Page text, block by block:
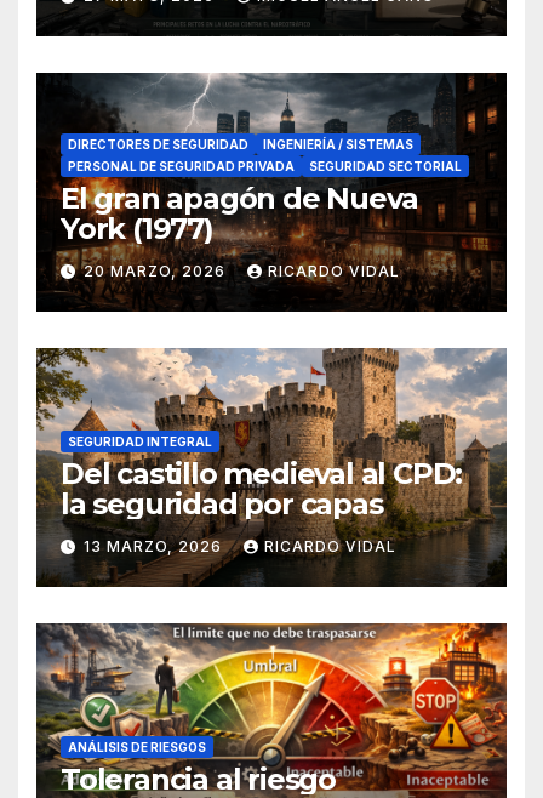
en el sur de España
DIRECTORES DE SEGURIDAD
INGENIERÍA / SISTEMAS
PERSONAL DE SEGURIDAD PRIVADA
SEGURIDAD SECTORIAL
El gran apagón de Nueva
York (1977)
20 MARZO, 2026 RICARDO VIDAL
SEGURIDAD INTEGRAL
Del castillo medieval al CPD:
la seguridad por capas
13 MARZO, 2026 RICARDO VIDAL
ANÁLISIS DE RIESGOS
Tolerancia al riesgo